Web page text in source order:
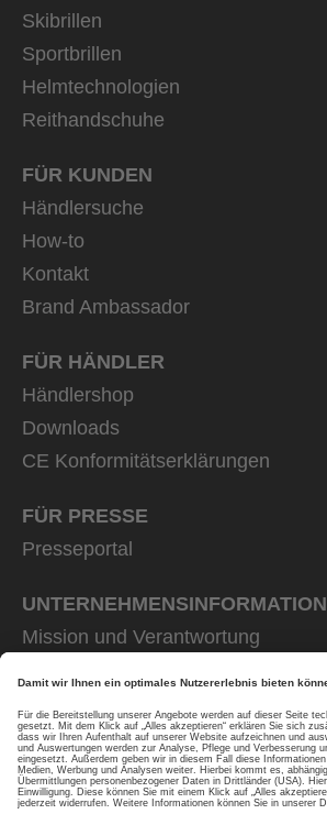
Skibrillen
Sportbrillen
Helmtechnologien
Reithandschuhe
FÜR KUNDEN
Händlersuche
How-to
Kontakt
Brand Ambassador
FÜR HÄNDLER
Händlershop
Downloads
CE Konformitätserklärungen
FÜR PRESSE
Presseportal
UNTERNEHMENS­INFORMATION
Mission und Verantwortung
Rainer Winter Stiftung
Karriere